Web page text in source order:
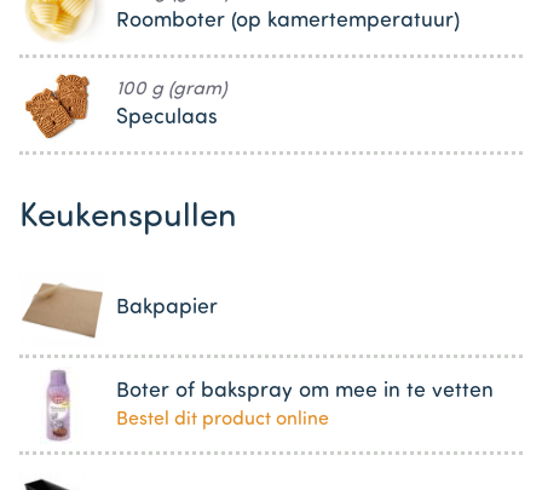
Roomboter (op kamertemperatuur)
100 g (gram)
Speculaas
Keukenspullen
Bakpapier
Boter of bakspray om mee in te vetten
Bestel dit product online